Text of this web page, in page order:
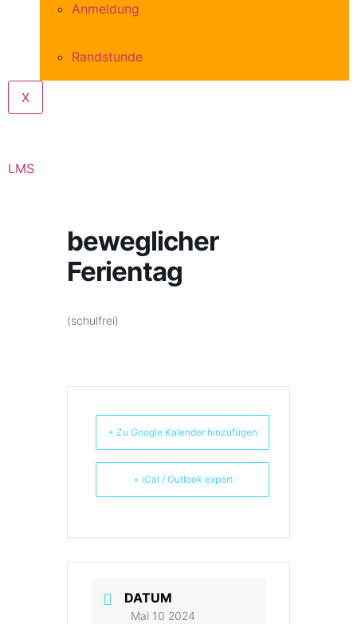
Anmeldung
Randstunde
X
LMS
beweglicher
Ferientag
(schulfrei)
+ Zu Google Kalender hinzufügen
+ iCal / Outlook export
DATUM
Mai 10 2024